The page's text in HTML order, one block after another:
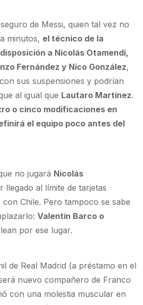
de Messi, quien tal vez no
minutos, el técnico de la
a Nicolás Otamendi,
Fernández y Nico González,
sus suspensiones y podrían
al igual que Lautaro Martínez.
o cinco modificaciones en
el equipo poco antes del
no jugará Nicolás
llegado al límite de tarjetas
Chile. Pero tampoco se sabe
Valentín Barco o
por ese lugar.
de Real Madrid (a préstamo en el
nuevo compañero de Franco
con una molestia muscular en